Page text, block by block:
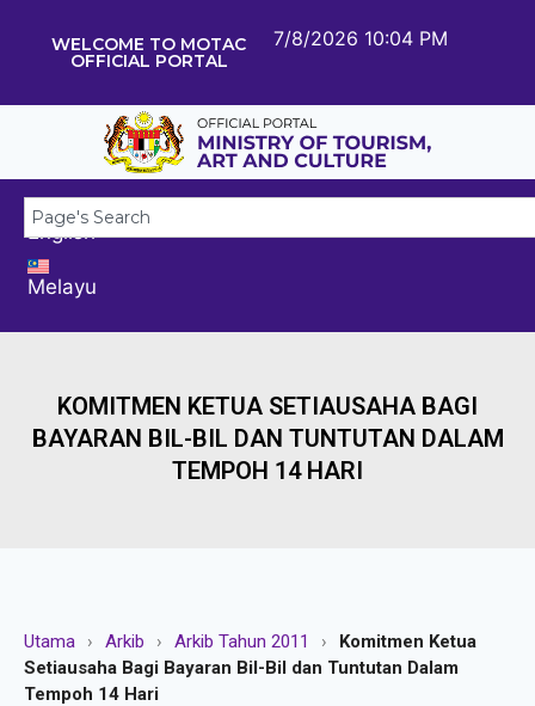
WELCOME TO MOTAC
OFFICIAL PORTAL
7/8/2026 10:04 PM
English
Melayu
KOMITMEN KETUA SETIAUSAHA BAGI
BAYARAN BIL-BIL DAN TUNTUTAN DALAM
TEMPOH 14 HARI
Utama › Arkib › Arkib Tahun 2011 ›
Komitmen Ketua
Setiausaha Bagi Bayaran Bil-Bil dan Tuntutan Dalam
Tempoh 14 Hari